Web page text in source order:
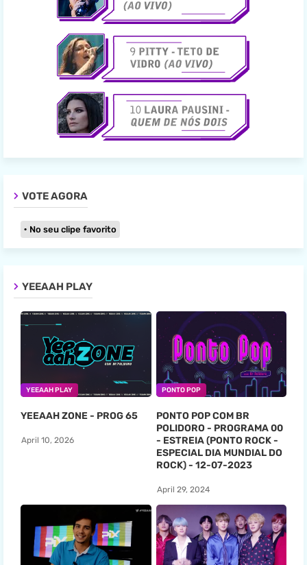
VOTE AGORA
No seu clipe favorito
YEEAAH PLAY
YEEAAH PLAY
YEEAAH ZONE - PROG 65
April 10, 2026
PONTO POP
PONTO POP COM BR
POLIDORO - PROGRAMA 00
- ESTREIA (PONTO ROCK -
ESPECIAL DIA MUNDIAL DO
ROCK) - 12-07-2023
April 29, 2024